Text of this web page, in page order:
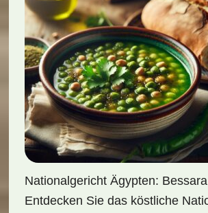
Nationalgericht Ägypten:
Entdecken Sie das köstliche